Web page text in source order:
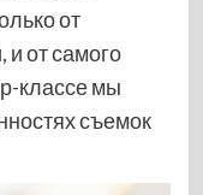
от
и от самого
классе мы
съемок